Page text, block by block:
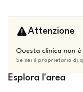
Attenzione
Questa clinica non
Se sei il proprietario di
Esplora l'area